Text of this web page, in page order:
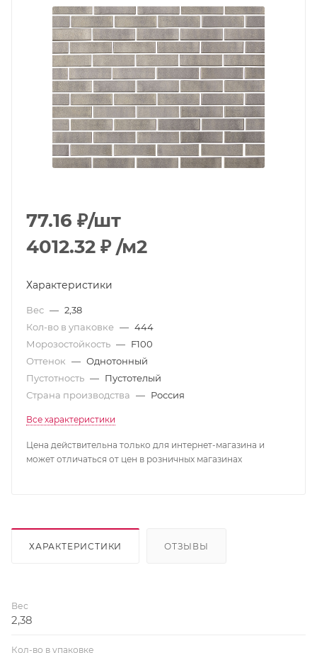
77.16 ₽/шт
4012.32 ₽ /м2
Характеристики
Вес — 2,38
Кол-во в упаковке — 444
Морозостойкость — F100
Оттенок — Однотонный
Пустотность — Пустотелый
Страна производства — Россия
Все характеристики
Цена действительна только для интернет-магазина и
может отличаться от цен в розничных магазинах
ХАРАКТЕРИСТИКИ ОТЗЫВЫ
Вес
2,38
Кол-во в упаковке